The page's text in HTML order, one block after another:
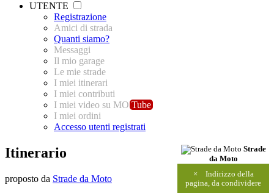
UTENTE
Registrazione
Amici di strada
Quanti siamo?
Messaggi
Il mio garage
Le mie strade
I miei itinerari
I miei contributi
I miei video su MO Tube
I miei ordini
Accesso utenti registrati
Strade
da Moto
×
Indirizzo della
pagina, da condividere
Itinerario
proposto da Strade da Moto